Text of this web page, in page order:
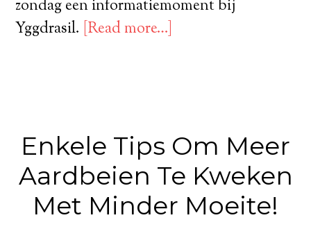
zondag een informatiemoment bij
Yggdrasil. [Read more…]
Enkele Tips Om Meer
Aardbeien Te Kweken
Met Minder Moeite!